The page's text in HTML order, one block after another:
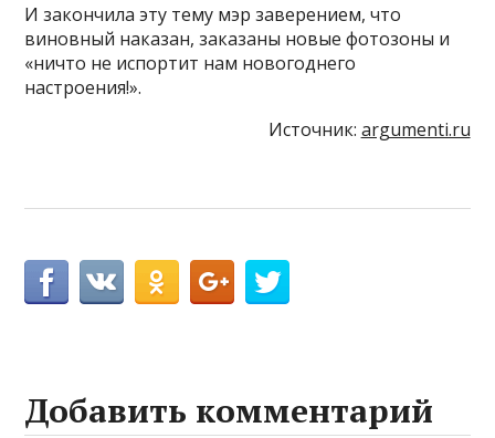
И закончила эту тему мэр заверением, что
виновный наказан, заказаны новые фотозоны и
«ничто не испортит нам новогоднего
настроения!».
Источник: argumenti.ru
Добавить комментарий